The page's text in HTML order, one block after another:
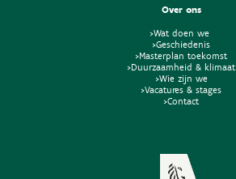
Over ons
>Wat doen we
>Geschiedenis
>Masterplan toekomst
>Duurzaamheid & klimaat
>Wie zijn we
>Vacatures & stages
>Contact